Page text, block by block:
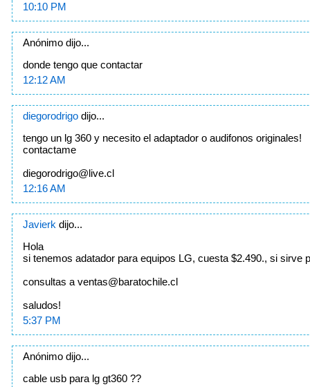
10:10 PM
Anónimo dijo...
donde tengo que contactar
12:12 AM
diegorodrigo dijo...
tengo un lg 360 y necesito el adaptador o audifonos originales!
contactame
diegorodrigo@live.cl
12:16 AM
Javierk dijo...
Hola
si tenemos adatador para equipos LG, cuesta $2.490., si sirve
consultas a ventas@baratochile.cl
saludos!
5:37 PM
Anónimo dijo...
cable usb para lg gt360 ??